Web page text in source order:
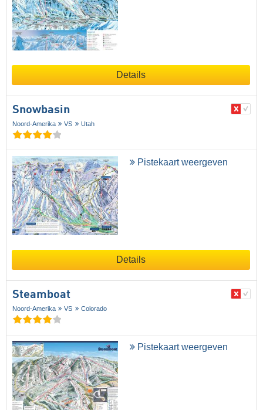
Details
Snowbasin
Noord-Amerika VS Utah
Pistekaart weergeven
Details
Steamboat
Noord-Amerika VS Colorado
Pistekaart weergeven